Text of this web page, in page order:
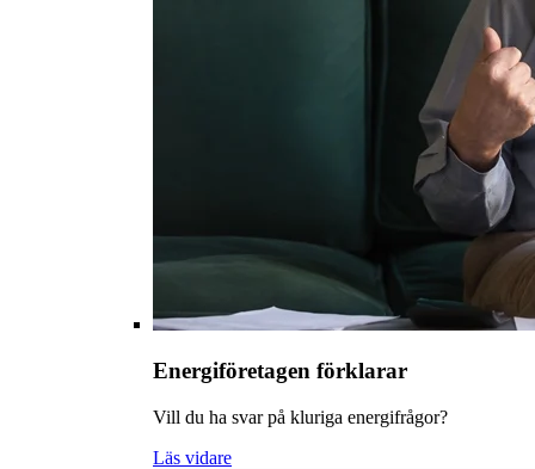
Energiföretagen förklarar
Vill du ha svar på kluriga energifrågor?
Läs vidare